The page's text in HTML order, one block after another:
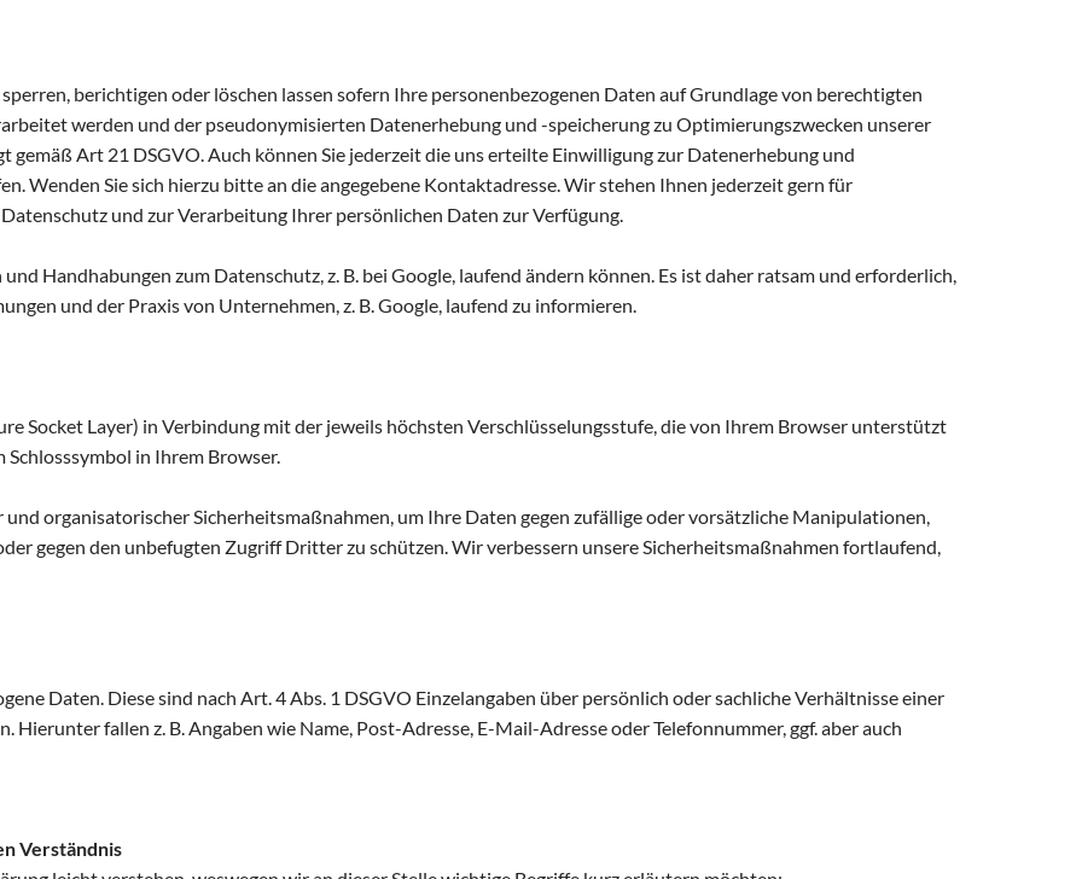
berichtigen oder löschen lassen sofern Ihre personenbezogenen Daten auf Grundlage von berechtigten
werden und der pseudonymisierten Datenerhebung und -speicherung zu Optimierungszwecken unserer
Art 21 DSGVO. Auch können Sie jederzeit die uns erteilte Einwilligung zur Datenerhebung und
Wenden Sie sich hierzu bitte an die angegebene Kontaktadresse. Wir stehen Ihnen jederzeit gern für
und zur Verarbeitung Ihrer persönlichen Daten zur Verfügung.
Handhabungen zum Datenschutz, z. B. bei Google, laufend ändern können. Es ist daher ratsam und erforderlich,
und der Praxis von Unternehmen, z. B. Google, laufend zu informieren.
Socket Layer) in Verbindung mit der jeweils höchsten Verschlüsselungsstufe, die von Ihrem Browser unterstützt
Schlosssymbol in Ihrem Browser.
organisatorischer Sicherheitsmaßnahmen, um Ihre Daten gegen zufällige oder vorsätzliche Manipulationen,
gegen den unbefugten Zugriff Dritter zu schützen. Wir verbessern unsere Sicherheitsmaßnahmen fortlaufend,
Daten. Diese sind nach Art. 4 Abs. 1 DSGVO Einzelangaben über persönlich oder sachliche Verhältnisse einer
fallen z. B. Angaben wie Name, Post-Adresse, E-Mail-Adresse oder Telefonnummer, ggf. aber auch
Verständnis